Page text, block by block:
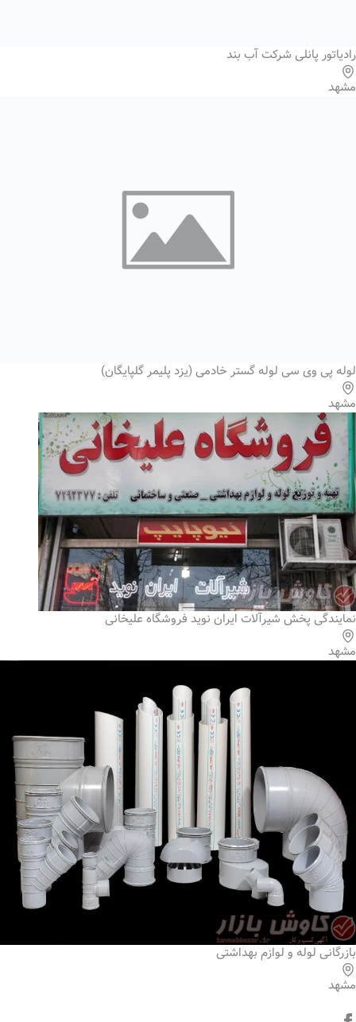
رادیاتور پانلی شرکت آب بند
مشهد
لوله پی وی سی لوله گستر خادمی (یزد پلیمر گلپایگان)
مشهد
نمایندگی پخش شیرآلات ایران نوید فروشگاه علیخانی
مشهد
بازرگانی لوله و لوازم بهداشتی
مشهد